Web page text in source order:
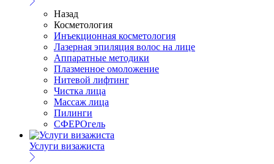
Назад
Косметология
Инъекционная косметология
Лазерная эпиляция волос на лице
Аппаратные методики
Плазменное омоложение
Нитевой лифтинг
Чистка лица
Массаж лица
Пилинги
СФЕРОгель
Услуги визажиста